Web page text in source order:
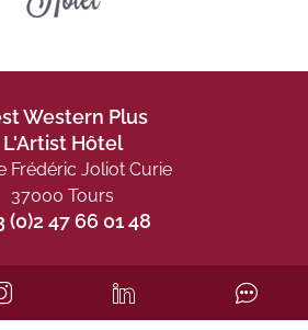
Western Plus
L'Artist Hôtel
Frédéric Joliot Curie
37000 Tours
(0)2 47 66 01 48